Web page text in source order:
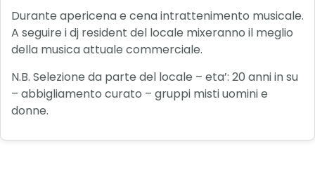
Durante apericena e cena intrattenimento musicale.
A seguire i dj resident del locale mixeranno il meglio
della musica attuale commerciale.
N.B. Selezione da parte del locale – eta’: 20 anni in su
– abbigliamento curato – gruppi misti uomini e
donne.